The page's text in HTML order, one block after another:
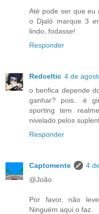
Até pode ser que eu
o Djaló marque 3
lindo, fodasse!
Responder
Redceltic 4 de
o benfica depende
ganhar? pois.. é
sporting tem
nivelado pelos
Responder
Captomente
4
@João
Por favor, não
Ninguém aqui o faz.